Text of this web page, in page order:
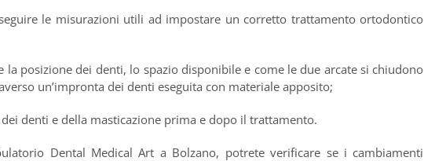
le misurazioni utili ad impostare un corretto trattamento ortodontico
la posizione dei denti, lo spazio disponibile e come le due arcate si chiudono
un’impronta dei denti eseguita con materiale apposito;
denti e della masticazione prima e dopo il trattamento.
Dental Medical Art a Bolzano, potrete verificare se i cambiamenti